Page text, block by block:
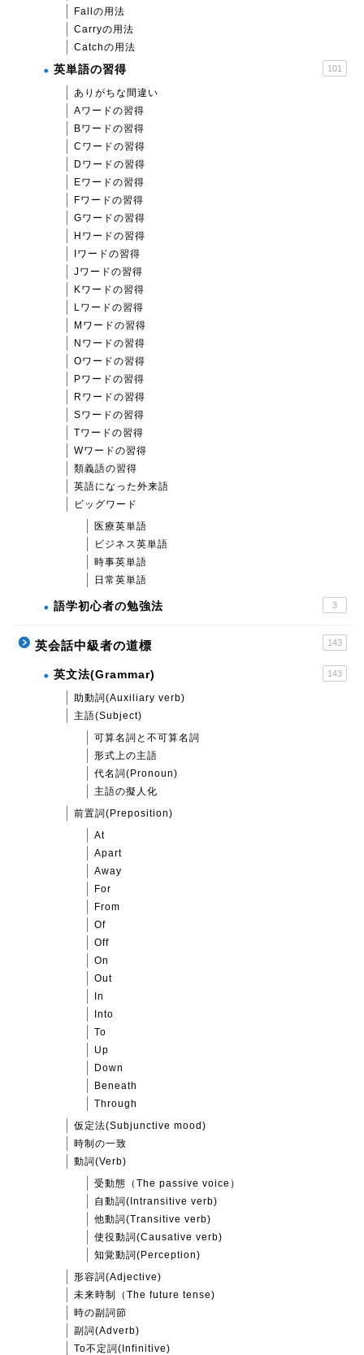
Fallの用法
Carryの用法
Catchの用法
英単語の習得 101
ありがちな間違い
Aワードの習得
Bワードの習得
Cワードの習得
Dワードの習得
Eワードの習得
Fワードの習得
Gワードの習得
Hワードの習得
Iワードの習得
Jワードの習得
Kワードの習得
Lワードの習得
Mワードの習得
Nワードの習得
Oワードの習得
Pワードの習得
Rワードの習得
Sワードの習得
Tワードの習得
Wワードの習得
類義語の習得
英語になった外来語
ビッグワード
医療英単語
ビジネス英単語
時事英単語
日常英単語
語学初心者の勉強法 3
英会話中級者の道標 143
英文法(Grammar) 143
助動詞(Auxiliary verb)
主語(Subject)
可算名詞と不可算名詞
形式上の主語
代名詞(Pronoun)
主語の擬人化
前置詞(Preposition)
At
Apart
Away
For
From
Of
Off
On
Out
In
Into
To
Up
Down
Beneath
Through
仮定法(Subjunctive mood)
時制の一致
動詞(Verb)
受動態（The passive voice）
自動詞(Intransitive verb)
他動詞(Transitive verb)
使役動詞(Causative verb)
知覚動詞(Perception)
形容詞(Adjective)
未来時制（The future tense)
時の副詞節
副詞(Adverb)
To不定詞(Infinitive)